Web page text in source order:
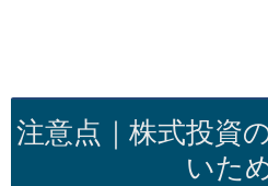
注意点｜株式投資
いた